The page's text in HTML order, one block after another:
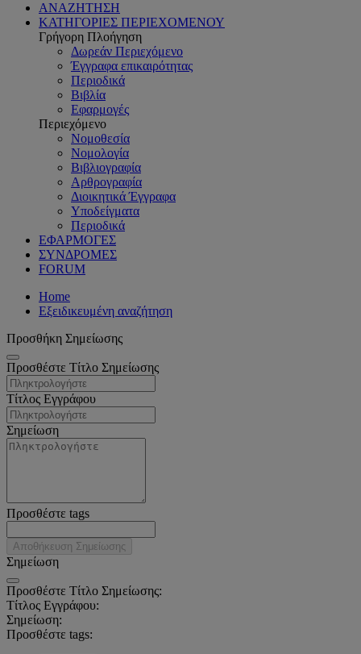
ΑΝΑΖΗΤΗΣΗ
ΚΑΤΗΓΟΡΙΕΣ ΠΕΡΙΕΧΟΜΕΝΟΥ
Γρήγορη Πλοήγηση
Δωρεάν Περιεχόμενο
Έγγραφα επικαιρότητας
Περιοδικά
Βιβλία
Εφαρμογές
Περιεχόμενο
Νομοθεσία
Νομολογία
Βιβλιογραφία
Αρθρογραφία
Διοικητικά Έγγραφα
Υποδείγματα
Περιοδικά
ΕΦΑΡΜΟΓΕΣ
ΣΥΝΔΡΟΜΕΣ
FORUM
Home
Εξειδικευμένη αναζήτηση
Προσθήκη Σημείωσης
Προσθέστε Τίτλο Σημείωσης
Τίτλος Εγγράφου
Σημείωση
Προσθέστε tags
Αποθήκευση Σημείωσης
Σημείωση
Προσθέστε Τίτλο Σημείωσης:
Τίτλος Εγγράφου:
Σημείωση:
Προσθέστε tags: